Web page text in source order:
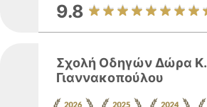
9.8
Σχολή Οδηγών Δώρα Κ.
Γιαννακοπούλου